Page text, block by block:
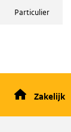
Sla
naar
inhoud
Particulier
Zakelijk